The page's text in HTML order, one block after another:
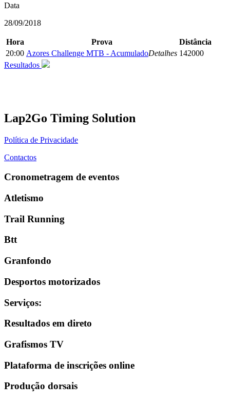
Data
28/09/2018
Hora Prova
Distância
20:00 Azores Challenge MTB - AcumuladoDetalhes 142000
Resultados
Lap2Go Timing Solution
Política de Privacidade
Contactos
Cronometragem de eventos
Atletismo
Trail Running
Btt
Granfondo
Desportos motorizados
Serviços:
Resultados em direto
Grafismos TV
Plataforma de inscrições online
Produção dorsais